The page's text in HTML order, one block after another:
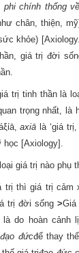
phi chính thống
chân, thiện,
khỏe)
giá trị đời
trị tinh thần là
trọng nhất, là
ξίā,axiā là ‘giá trị
học [Axiology].
giá trị nào phụ
trị thìgiá trị cảm
trị đời sống >
là do hoàn
đạo đứcđể thay